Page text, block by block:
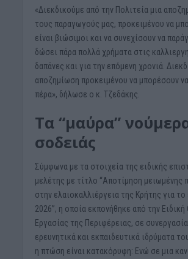
«Διεκδικούμε από την Πολιτεία μια
τους παραγωγούς μας, προκειμένου να
είναι βιώσιμοι και να συνεχίσουν να
δώσει πάρα πολλά χρήματα στις
δαπάνες και για την επόμενη χρονιά.
αποζημίωση προκειμένου να μπορέσουν
πέρα», δήλωσε ο κ. Τζεδάκης.
Τα “μαύρα”
σοδειάς
Σύμφωνα με τα στοιχεία της ειδικής
μελέτης με τίτλο “Αποτίμηση μειωμένης
στην ελαιοκαλλιέργεια της Κρήτης για
2026”, η οποία εκπονήθηκε από την Ειδική
Εργασίας της Περιφέρειας, σε
ερευνητικά και εκπαιδευτικά ιδρύματα
η πτώση είναι κατακόρυφη: Ενώ σε μια